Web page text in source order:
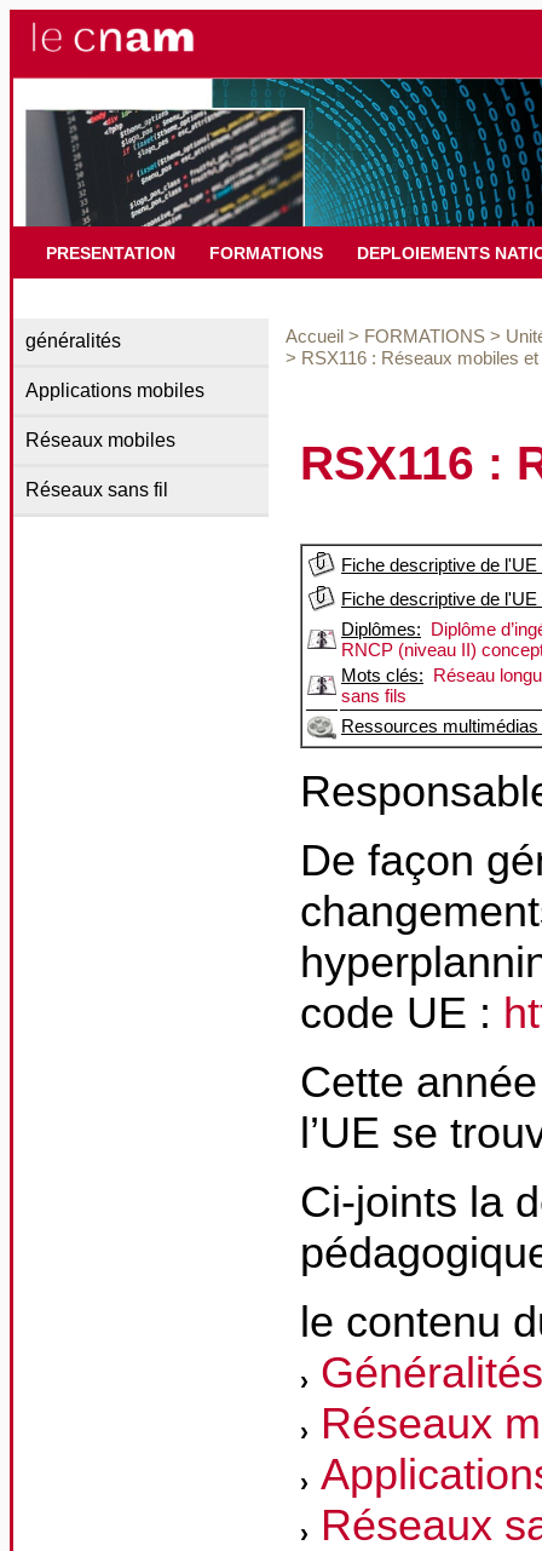
PRESENTATION FORMATIONS DEPLOIEMENTS
généralités
Applications mobiles
Réseaux mobiles
Réseaux sans fil
Accueil > FORMATIONS >
> RSX116 : Réseaux mobiles
RSX116 :
Fiche descriptive de
Fiche descriptive de l'UE
Diplômes: Diplôme
RNCP (niveau II)
Mots clés: Réseau
sans fils
Ressources
De façon
code UE :
Cette
l’UE se
Ci-joints la
le contenu
Généralités
Réseaux
Réseaux